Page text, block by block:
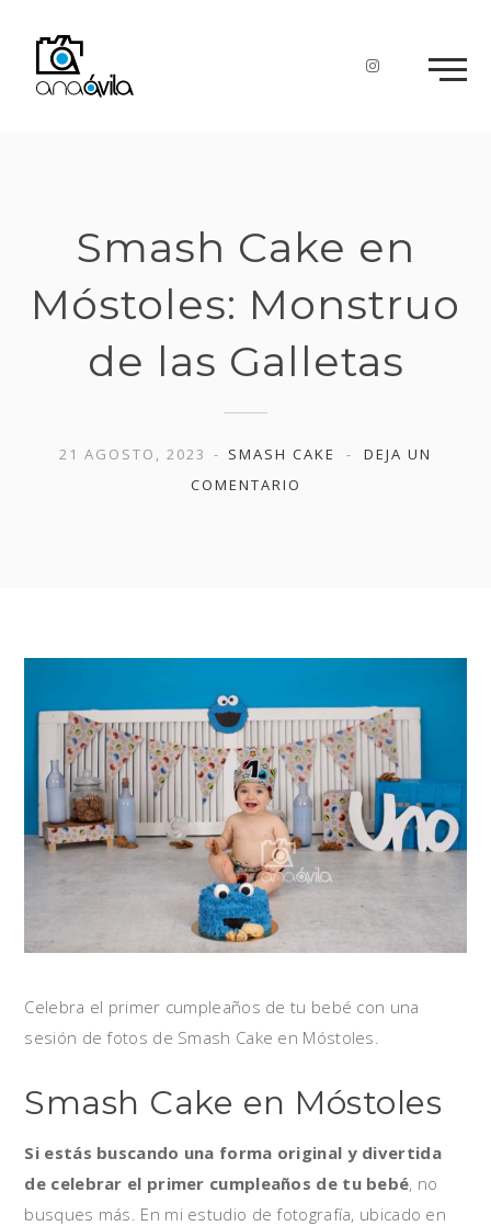
content
Smash Cake en
Móstoles: Monstruo
de las Galletas
21 AGOSTO, 2023 SMASH CAKE
DEJA UN
COMENTARIO
Celebra el primer cumpleaños de tu bebé con una
sesión de fotos de Smash Cake en Móstoles.
Smash Cake en Móstoles
Si estás buscando una forma original y divertida
de celebrar el primer cumpleaños de tu bebé, no
busques más. En mi estudio de fotografía, ubicado en